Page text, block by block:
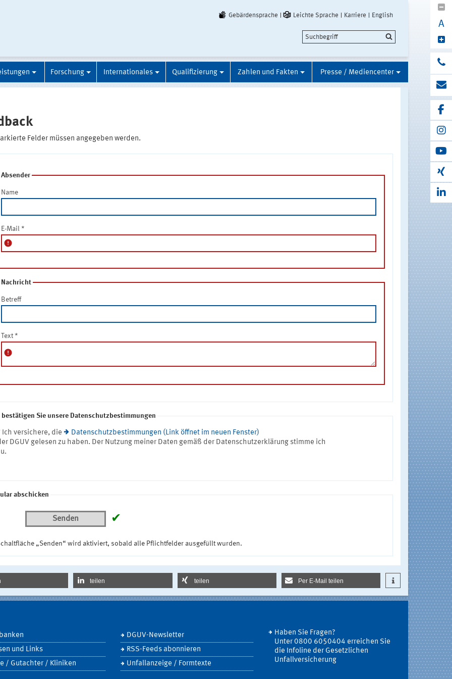
Gebärdensprache Leichte Sprache Karriere English
A
Forschung Internationales Qualifizierung Zahlen und Fakten Presse / Mediencenter
Felder müssen angegeben werden.
Absender
Name
E-Mail *
error
Nachricht
Betreff
Text *
error
Sie unsere Datenschutzbestimmungen
Ich versichere, die
Datenschutzbestimmungen (Link öffnet im neuen Fenster)
DGUV gelesen zu haben. Der Nutzung meiner Daten gemäß der Datenschutzerklärung stimme ich
abschicken
Senden ✔
„Senden“ wird aktiviert, sobald alle Pflichtfelder ausgefüllt wurden.
teilen teilen Per E-Mail teilen
und Links
/ Gutachter / Kliniken
DGUV-Newsletter
RSS-Feeds abonnieren
Unfallanzeige / Formtexte
Haben Sie Fragen?
Unter 0800 6050404 erreichen Sie
die Infoline der Gesetzlichen
Unfallversicherung